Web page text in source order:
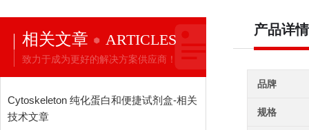
相关文章 ARTICLES
致力于成为更好的解决方案供应商！
Cytoskeleton 纯化蛋白和便捷试剂盒-相关
技术文章
产品详情
品牌
规格